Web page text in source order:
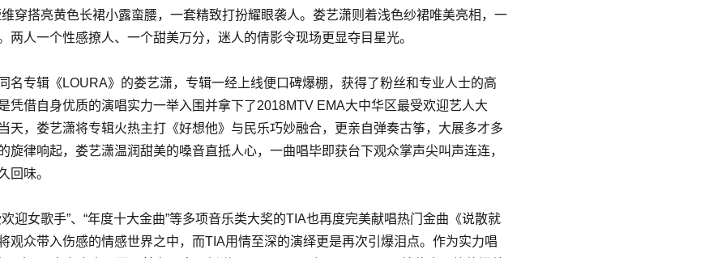
穿搭亮黄色长裙小露蛮腰，一套精致打扮耀眼袭人。娄艺潇则着浅色纱裙唯美亮相，一
两人一个性感撩人、一个甜美万分，迷人的倩影令现场更显夺目星光。
名专辑《LOURA》的娄艺潇，专辑一经上线便口碑爆棚，获得了粉丝和专业人士的高
凭借自身优质的演唱实力一举入围并拿下了2018MTV EMA大中华区最受欢迎艺人大
天，娄艺潇将专辑火热主打《好想他》与民乐巧妙融合，更亲自弹奏古筝，大展多才多
旋律响起，娄艺潇温润甜美的嗓音直抵人心，一曲唱毕即获台下观众掌声尖叫声连连，
回味。
迎女歌手”、“年度十大金曲”等多项音乐类大奖的TIA也再度完美献唱热门金曲《说散就
观众带入伤感的情感世界之中，而TIA用情至深的演绎更是再次引爆泪点。作为实力唱